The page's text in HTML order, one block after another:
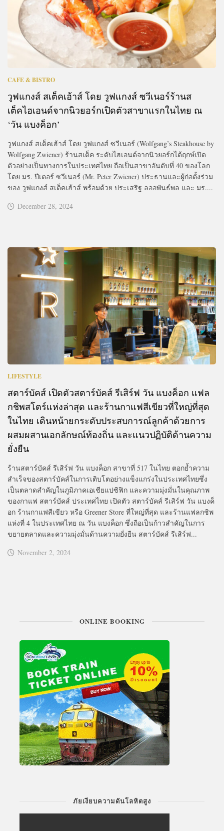
CAFE & BISTRO
วูฟแกงส์ สเต็คเฮ้าส์ โดย วูฟแกงส์ ซวีเนอร์ร้านส
เต็คไฮเอนด์จากนิวยอร์กเปิดตัวสาขาแรกในไทย ณ
‘วัน แบงค็อก’
วูฟแกงส์ สเต็คเฮ้าส์ โดย วูฟแกงส์ ซวีเนอร์ (Wolfgang’s Steakhouse by
Wolfgang Zwiener) ร้านสเต็ค ระดับไฮเอนด์จากนิวยอร์กได้ฤกษ์เปิด
ตัวอย่างเป็นทางการในประเทศไทย ถือเป็นสาขาอันดับที่ 40 ของโลก
โดย มร. ปีเตอร์ ซวีเนอร์ (Mr. Peter Zwiener) ประธานและผู้ก่อตั้งร่วม
ของ วูฟแกงส์ สเต็คเฮ้าส์ พร้อมด้วย ประเสริฐ ลออพันธ์พล และ มร....
December 28, 2024
LIFESTYLE
สตาร์บัคส์ เปิดตัวสตาร์บัคส์ รีเสิร์ฟ วัน แบงค็อก แฟล
กชิพสโตร์แห่งล่าสุด และร้านกาแฟสีเขียวที่ใหญ่ที่สุด
ในไทย เดินหน้ายกระดับประสบการณ์ลูกค้าด้วยการ
ผสมผสานเอกลักษณ์ท้องถิ่น และแนวปฏิบัติด้านความ
ยั่งยืน
ร้านสตาร์บัคส์ รีเสิร์ฟ วัน แบงค็อก สาขาที่ 517 ในไทย ตอกย้ำความ
สำเร็จของสตาร์บัคส์ในการเติบโตอย่างแข็งแกร่งในประเทศไทยซึ่ง
เป็นตลาดสำคัญในภูมิภาคเอเชียแปซิฟิก และความมุ่งมั่นในคุณภาพ
ของกาแฟ สตาร์บัคส์ ประเทศไทย เปิดตัว สตาร์บัคส์ รีเสิร์ฟ วัน แบงค็
อก ร้านกาแฟสีเขียว หรือ Greener Store ที่ใหญ่ที่สุด และร้านแฟลกชิพ
แห่งที่ 4 ในประเทศไทย ณ วัน แบงค็อก ซึ่งถือเป็นก้าวสำคัญในการ
ขยายตลาดและความมุ่งมั่นด้านความยั่งยืน สตาร์บัคส์ รีเสิร์ฟ...
November 2, 2024
ONLINE BOOKING
ภัยเงียบความดันโลหิตสูง